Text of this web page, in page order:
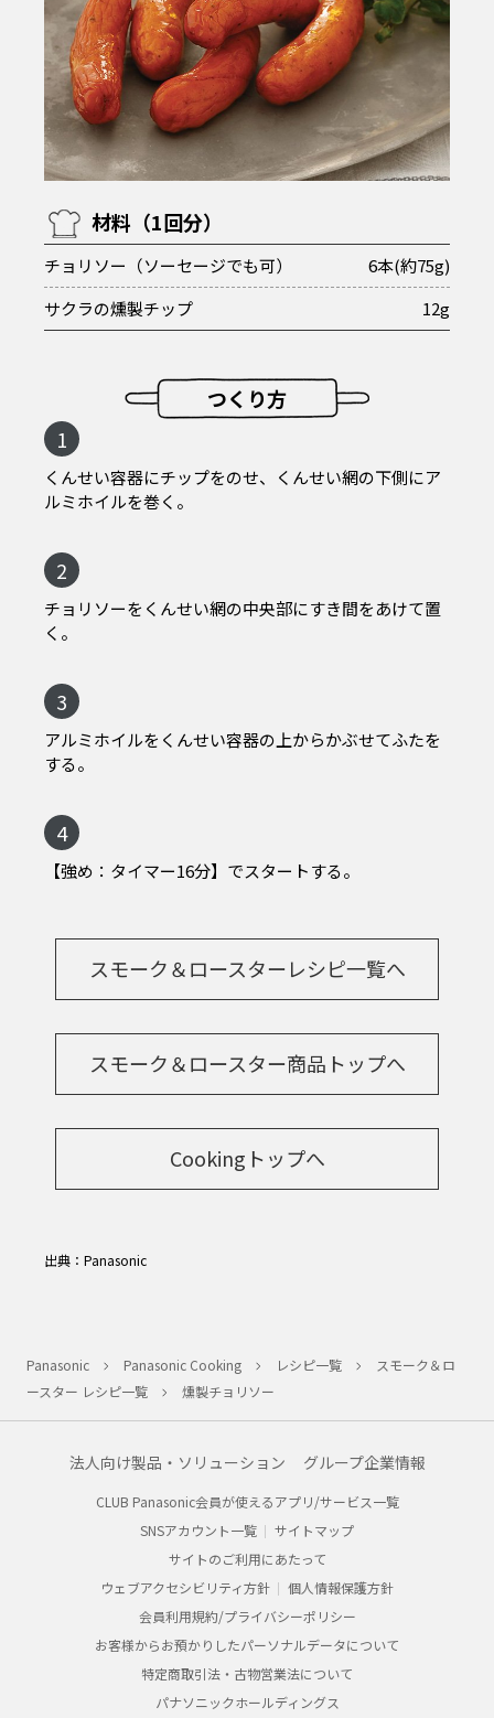
材料（1回分）
チョリソー（ソーセージでも可）
6本(約75g)
サクラの燻製チップ
12g
つくり方
1
くんせい容器にチップをのせ、くんせい網の下側にア
ルミホイルを巻く。
2
チョリソーをくんせい網の中央部にすき間をあけて置
く。
3
アルミホイルをくんせい容器の上からかぶせてふたを
する。
4
【強め：タイマー16分】でスタートする。
スモーク＆ロースターレシピ一覧へ
スモーク＆ロースター商品トップへ
Cookingトップへ
出典：Panasonic
Panasonic Panasonic Cooking レシピ一覧
スモーク＆ロ
ースター レシピ一覧
燻製チョリソー
法人向け製品・ソリューション グループ企業情報
CLUB Panasonic会員が使えるアプリ/サービス一覧
SNSアカウント一覧
サイトマップ
サイトのご利用にあたって
ウェブアクセシビリティ方針
個人情報保護方針
会員利用規約/プライバシーポリシー
お客様からお預かりしたパーソナルデータについて
特定商取引法・古物営業法について
パナソニックホールディングス